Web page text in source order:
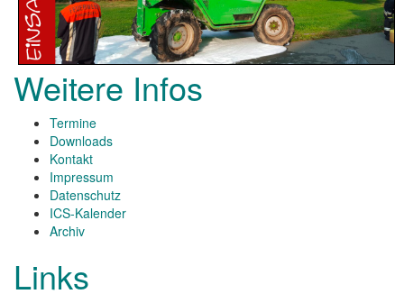
Weitere Infos
Termine
Downloads
Kontakt
Impressum
Datenschutz
ICS-Kalender
Archiv
Links